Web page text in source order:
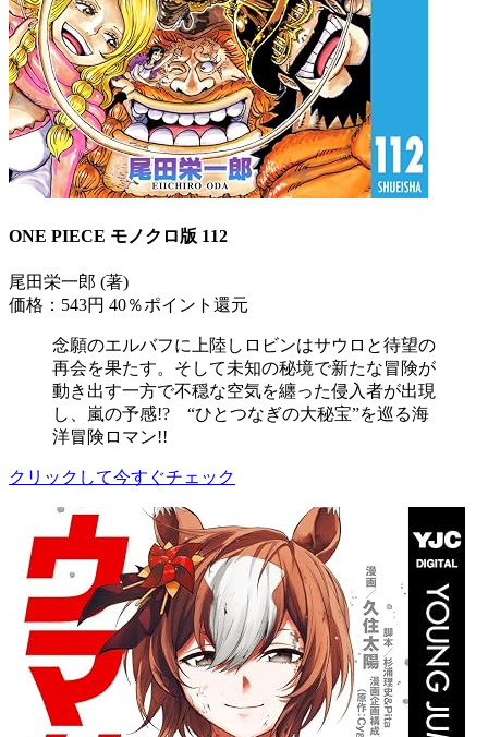
ONE PIECE モノクロ版 112
尾田栄一郎 (著)
価格：543円 40％ポイント還元
念願のエルバフに上陸しロビンはサウロと待望の
再会を果たす。そして未知の秘境で新たな冒険が
動き出す一方で不穏な空気を纏った侵入者が出現
し、嵐の予感!? “ひとつなぎの大秘宝”を巡る海
洋冒険ロマン!!
クリックして今すぐチェック